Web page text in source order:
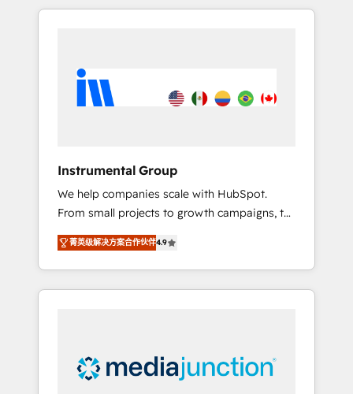
blend of HubSpot expertise & eminent
HubSpot experience 🤝HubSpot Premier
Integration partner 🤝Google Premier Partner
Harnessing the full potential of the powerful
HubSpot CRM. ✔️A team of HubSpot experts
backed by over 10+ years of HubSpot
experience ✔️Flexible pricing models —
Hourly-fee (assigned one Dedicated
HubSpot Admin); Monthly-fee (HubSpot
Admin + Project Manager); and Fixed Project
bundle services. Connect with us today!
Instrumental Group
We help companies scale with HubSpot.
From small projects to growth campaigns, to
CRM and websites. Hire an agency that's
experienced in every inch of HubSpot and
willing to work hand-in-hand with your team
to simplify the complex and build a better
菁英级解决方案合作伙伴4.9